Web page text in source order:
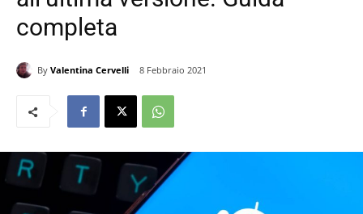
completa
By Valentina Cervelli 8 Febbraio 2021